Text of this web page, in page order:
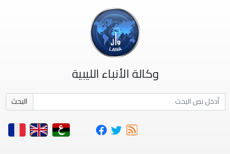
وكالة الأنباء الليبية
البحث